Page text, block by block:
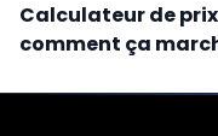
Calculateur de
comment ça